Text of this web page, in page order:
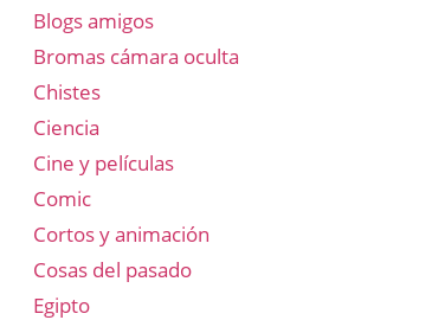
Blogs amigos
Bromas cámara oculta
Chistes
Ciencia
Cine y películas
Comic
Cortos y animación
Cosas del pasado
Egipto